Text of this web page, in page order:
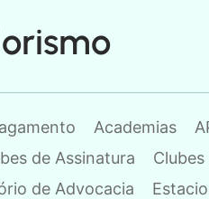
Academias
de Assinatura
de Advocacia